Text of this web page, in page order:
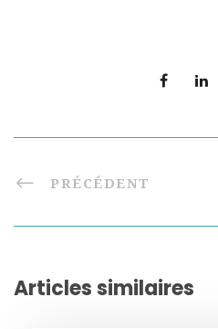
PRÉCÉDENT
Articles similaires